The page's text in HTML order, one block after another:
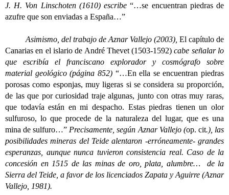
J. H. Von Linschoten (1610) escribe“…se encuentran piedras de
azufre que son enviadas a España…”
Asimismo, del trabajo de Aznar Vallejo (2003), El capítulo de
Canarias en el islario de André Thevet (1503-1592) cabe señalar lo
que escribía el franciscano explorador y cosmógrafo sobre
material geológico (página 852) “…En ella se encuentran piedras
porosas como esponjas, muy ligeras si se considera su proporción,
de las que por curiosidad traje algunas, junto con otras muy raras,
que todavía están en mi despacho. Estas piedras tienen un olor
sulfuroso, lo que procede de la naturaleza del lugar, que es una
mina de sulfuro…” Precisamente, según Aznar Vallejo (op. cit.), las
posibilidades mineras del Teide alentaron -erróneamente- grandes
esperanzas, aunque nunca tuvieron consistencia real. Caso de la
concesión en 1515 de las minas de oro, plata, alumbre… de la
Sierra del Teide, a favor de los licenciados Zapata y Aguirre (Aznar
Vallejo, 1981).